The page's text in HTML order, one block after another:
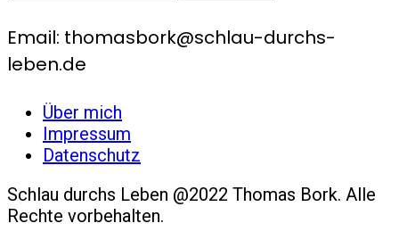
Email: thomasbork@schlau-durchs-
leben.de
Über mich
Impressum
Datenschutz
Schlau durchs Leben @2022 Thomas Bork. Alle
Rechte vorbehalten.